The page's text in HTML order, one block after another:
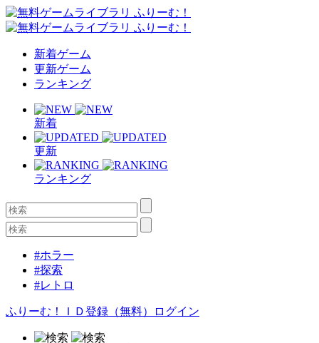
新着ゲーム
更新ゲーム
ランキング
新着
更新
ランキング
#ホラー
#探索
#レトロ
ふりーむ！ＩＤ登録（無料） ログイン